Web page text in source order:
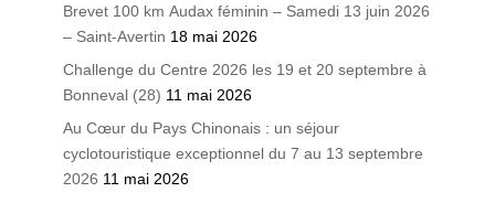
Brevet 100 km Audax féminin – Samedi 13 juin 2026
– Saint-Avertin 18 mai 2026
Challenge du Centre 2026 les 19 et 20 septembre à
Bonneval (28) 11 mai 2026
Au Cœur du Pays Chinonais : un séjour
cyclotouristique exceptionnel du 7 au 13 septembre
2026 11 mai 2026